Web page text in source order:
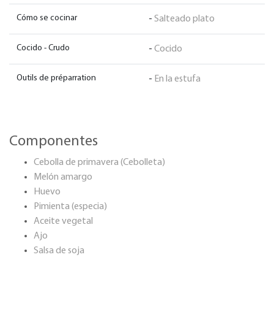
Cómo se cocinar - Salteado plato
Cocido - Crudo - Cocido
Outils de préparration - En la estufa
Componentes
Cebolla de primavera (Cebolleta)
Melón amargo
Huevo
Pimienta (especia)
Aceite vegetal
Ajo
Salsa de soja